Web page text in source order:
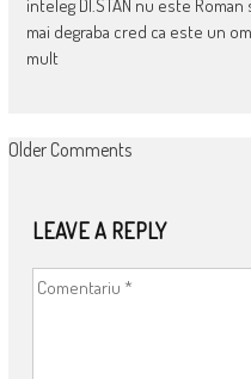
inteleg Dl.STAN nu este
mai degraba cred ca este un
mult
COMMENT
Older Comments
LEAVE A REPLY